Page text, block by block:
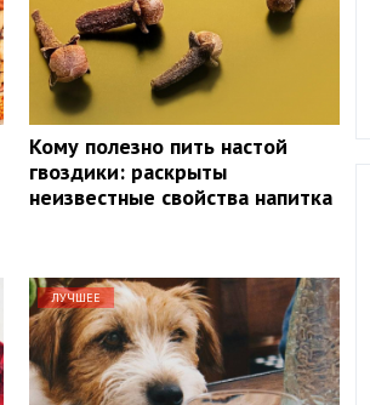
Кому полезно пить настой
гвоздики: раскрыты
неизвестные свойства напитка
ЛУЧШЕЕ